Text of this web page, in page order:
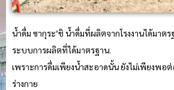
น้ำดื่ม ซากุระ’ชิ น้ำดื่มที่ผลิตจากโรงงานได้มาตร
ระบบการผลิตที่ได้มาตรฐาน.
เพราะการดื่มเพียงน้ำสะอาดนั้น ยังไม่เพียงพอ
ร่างกาย